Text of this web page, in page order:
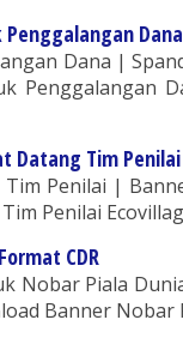
Dana |
Penggalangan
Datang Tim Penilai
Penilai |
Penilai
CDR
Nobar Piala
Banner Nobar